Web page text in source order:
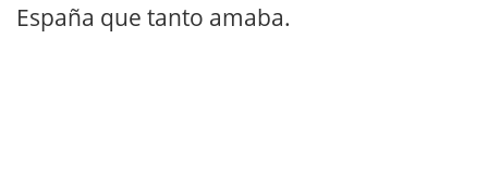
España que tanto amaba.